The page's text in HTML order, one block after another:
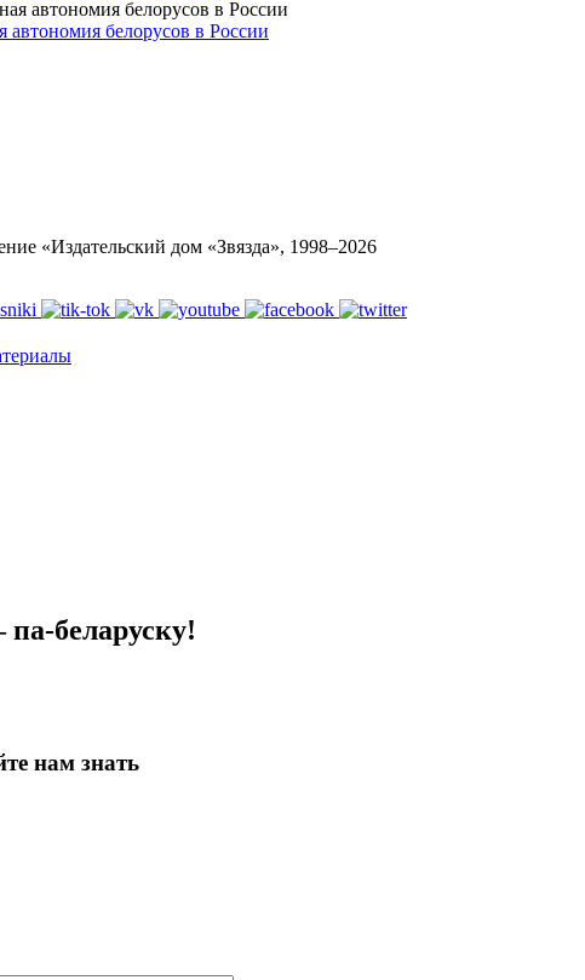
автономия белорусов в России
«Издательский дом «Звязда», 1998–2026
беларуску!
нам знать